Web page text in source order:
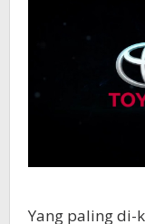
Yang paling di-